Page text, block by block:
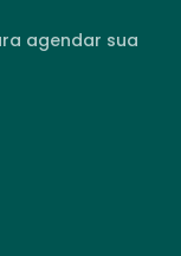
agendar sua